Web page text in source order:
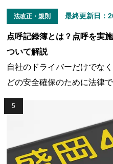
法改正・規則 最終更新日：
点呼記録簿とは？点呼を実
ついて解説
自社のドライバーだけでな
どの安全確保のために法律
成23年5月1日より、運送事
することとされている点呼
びの有無を確認する際にア
となりました。そういった
保管は複雑で、運用に不安
5